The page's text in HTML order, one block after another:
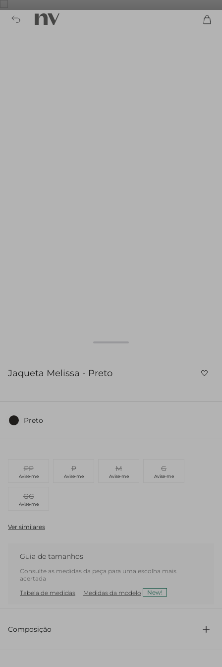
Jaqueta Melissa - Preto
Preto
PP
Avise-me
P
Avise-me
M
Avise-me
G
Avise-me
GG
Avise-me
Ver similares
Guia de tamanhos
Consulte as medidas da peça para uma escolha mais
acertada
Tabela de medidas
Medidas da modelo New!
Composição